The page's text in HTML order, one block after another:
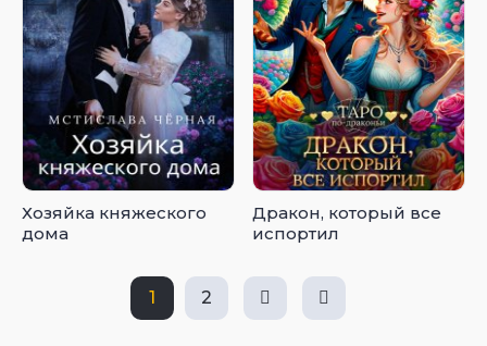
Хозяйка княжеского
дома
Дракон, который все
испортил
1 2